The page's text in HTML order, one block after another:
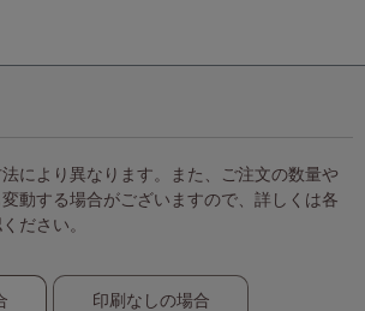
により異なります。また、ご注文の数量や
動する場合がございますので、詳しくは各
ださい。
印刷なしの場合